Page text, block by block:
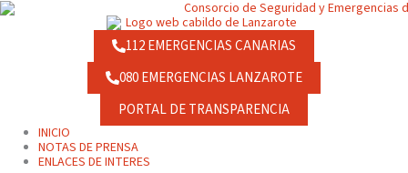
contenido
Ir
al
112 EMERGENCIAS CANARIAS
080 EMERGENCIAS LANZAROTE
PORTAL DE TRANSPARENCIA
INICIO
NOTAS DE PRENSA
ENLACES DE INTERES